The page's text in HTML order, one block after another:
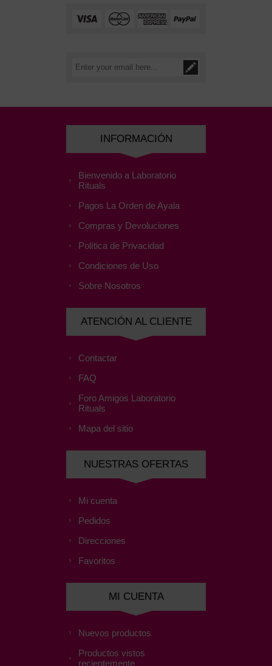
INFORMACIÓN
Bienvenido a Laboratorio
Rituals
Pagos La Orden de Ayala
Compras y Devoluciones
Política de Privacidad
Condiciones de Uso
Sobre Nosotros
ATENCIÓN AL CLIENTE
Contactar
FAQ
Foro Amigos Laboratorio
Rituals
Mapa del sitio
NUESTRAS OFERTAS
Mi cuenta
Pedidos
Direcciones
Favoritos
MI CUENTA
Nuevos productos
Productos vistos
recientemente